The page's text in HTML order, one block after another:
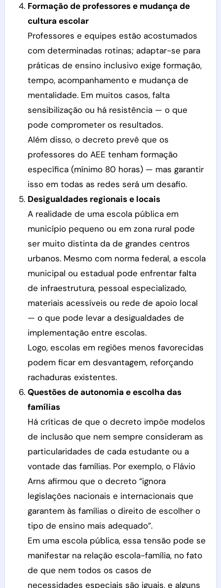
Formação de professores e mudança de
cultura escolar
Professores e equipes estão acostumados
com determinadas rotinas; adaptar-se para
práticas de ensino inclusivo exige formação,
tempo, acompanhamento e mudança de
mentalidade. Em muitos casos, falta
sensibilização ou há resistência — o que
pode comprometer os resultados.
Além disso, o decreto prevê que os
professores do AEE tenham formação
específica (mínimo 80 horas) — mas garantir
isso em todas as redes será um desafio.
Desigualdades regionais e locais
A realidade de uma escola pública em
município pequeno ou em zona rural pode
ser muito distinta da de grandes centros
urbanos. Mesmo com norma federal, a escola
municipal ou estadual pode enfrentar falta
de infraestrutura, pessoal especializado,
materiais acessíveis ou rede de apoio local
— o que pode levar a desigualdades de
implementação entre escolas.
Logo, escolas em regiões menos favorecidas
podem ficar em desvantagem, reforçando
rachaduras existentes.
Questões de autonomia e escolha das
famílias
Há críticas de que o decreto impõe modelos
de inclusão que nem sempre consideram as
particularidades de cada estudante ou a
vontade das famílias. Por exemplo, o Flávio
Arns afirmou que o decreto “ignora
legislações nacionais e internacionais que
garantem às famílias o direito de escolher o
tipo de ensino mais adequado”.
Em uma escola pública, essa tensão pode se
manifestar na relação escola-família, no fato
de que nem todos os casos de
necessidades especiais são iguais, e alguns